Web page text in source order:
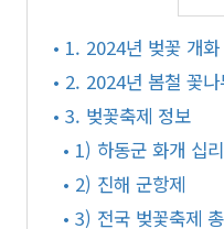
• 1. 2024년 벚꽃 개화
• 2. 2024년 봄철 꽃
• 3. 벚꽃축제 정보
• 1) 하동군 화개 십
• 2) 진해 군항제
• 3) 전국 벚꽃축제